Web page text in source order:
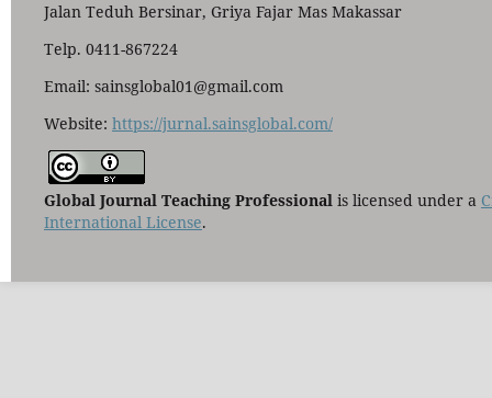
Jalan Teduh Bersinar, Griya Fajar Mas Makassar
Telp. 0411-867224
Email: sainsglobal01@gmail.com
Website: https://jurnal.sainsglobal.com/
Global Journal Teaching Professionalis licensed under a
International License.